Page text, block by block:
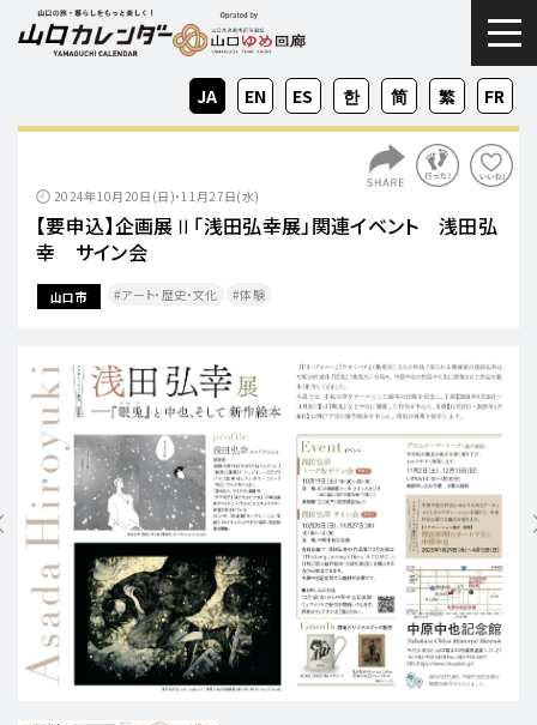
ZH-
CN
ZH-
TW
EN FR
JA KO
ES
2024年10月20日(日)・11月27日(水)
【要申込】企画展Ⅱ「浅田弘幸展」関連イベント 浅田弘
幸 サイン会
山口市 アート・歴史・文化 体験